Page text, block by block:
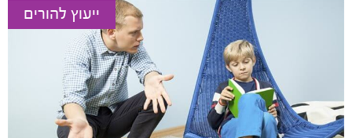
ייעוץ להורים